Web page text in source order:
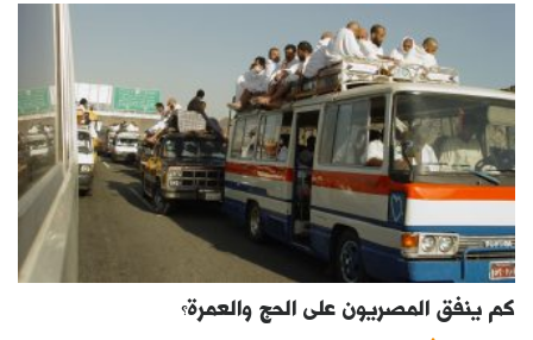
كم ينفق المصريون على الحج والعمرة؟